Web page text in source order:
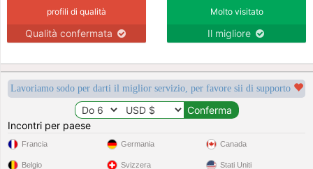
profili di qualità
Qualità confermata
Molto visitato
Il migliore
Lavoriamo sodo per darti il miglior servizio, per favore sii di supporto
Incontri per paese
Francia
Belgio
Germania
Svizzera
Canada
Stati Uniti